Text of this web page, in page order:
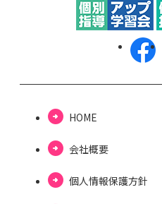
HOME
会社概要
個⼈情報保護⽅針